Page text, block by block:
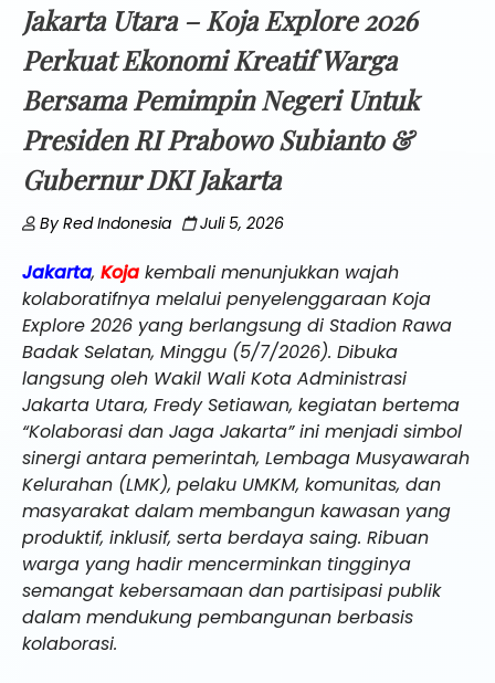
Jakarta Utara – Koja Explore 2026
Perkuat Ekonomi Kreatif Warga
Bersama Pemimpin Negeri Untuk
Presiden RI Prabowo Subianto &
Gubernur DKI Jakarta
ByRed Indonesia Juli 5, 2026
Jakarta, Koja kembali menunjukkan wajah
kolaboratifnya melalui penyelenggaraan Koja
Explore 2026 yang berlangsung di Stadion Rawa
Badak Selatan, Minggu (5/7/2026). Dibuka
langsung oleh Wakil Wali Kota Administrasi
Jakarta Utara, Fredy Setiawan, kegiatan bertema
“Kolaborasi dan Jaga Jakarta” ini menjadi simbol
sinergi antara pemerintah, Lembaga Musyawarah
Kelurahan (LMK), pelaku UMKM, komunitas, dan
masyarakat dalam membangun kawasan yang
produktif, inklusif, serta berdaya saing. Ribuan
warga yang hadir mencerminkan tingginya
semangat kebersamaan dan partisipasi publik
dalam mendukung pembangunan berbasis
kolaborasi.